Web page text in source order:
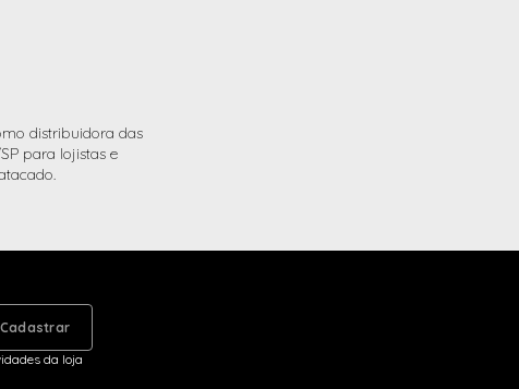
distribuidora das
para lojistas e
Cadastrar
da loja